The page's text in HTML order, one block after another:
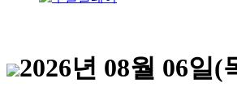
2026년 08월 06일(